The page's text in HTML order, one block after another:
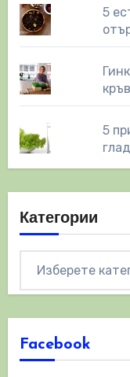
5
5
Категории
Facebook